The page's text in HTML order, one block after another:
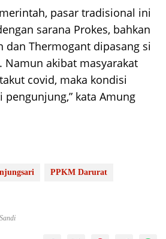
pasar tradisional ini
sarana Prokes, bahkan
dan Thermogant dipasang si
Namun akibat masyarakat
covid, maka kondisi
kata Amung
PPKM Darurat